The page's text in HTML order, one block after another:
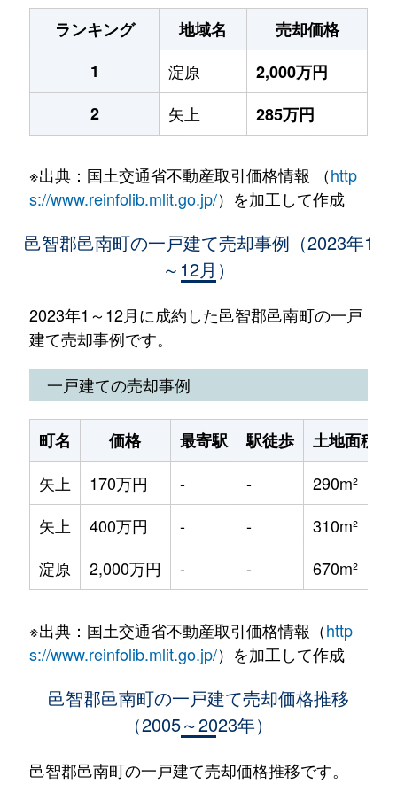
ランキング
地域名
売却価格
1
淀原
2,000万円
2
矢上 285万円
※出典：国土交通省不動産取引価格情報 （http
s://www.reinfolib.mlit.go.jp/）を加工して作成
邑智郡邑南町の一戸建て売却事例（2023年1
～12月）
2023年1～12月に成約した邑智郡邑南町の一戸
建て売却事例です。
一戸建ての売却事例
町名 価格 最寄駅 駅徒歩 土地面積
矢上
170万円 - - 290m²
矢上
400万円 - - 310m²
淀原
2,000万円 - - 670m²
※出典：国土交通省不動産取引価格情報（http
s://www.reinfolib.mlit.go.jp/）を加工して作成
邑智郡邑南町の一戸建て売却価格推移
（2005～2023年）
邑智郡邑南町の一戸建て売却価格推移です。